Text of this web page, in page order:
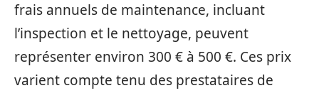
frais annuels de maintenance, incluant
l’inspection et le nettoyage, peuvent
représenter environ 300 € à 500 €. Ces prix
varient compte tenu des prestataires de